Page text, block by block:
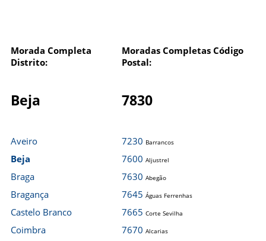
Morada Completa
Distrito:
Moradas Completas Código
Postal:
Beja 7830
Aveiro
Beja
Braga
Bragança
Castelo Branco
Coimbra
7230 Barrancos
7600 Aljustrel
7630 Abegão
7645 Águas Ferrenhas
7665 Corte Sevilha
7670 Alcarias